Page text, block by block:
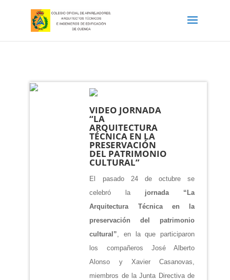
VIDEO JORNADA
“LA
ARQUITECTURA
TÉCNICA EN LA
PRESERVACIÓN
DEL PATRIMONIO
CULTURAL”
El pasado 24 de octubre se
celebró la jornada “La
Arquitectura Técnica en la
preservación del patrimonio
cultural”, en la que participaron
los compañeros José Alberto
Alonso y Xavier Casanovas,
miembros de la Junta Directiva de